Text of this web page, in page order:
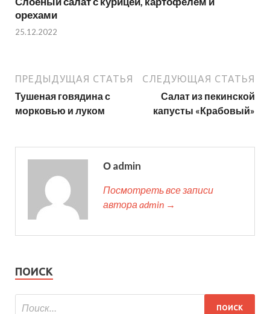
орехами
25.12.2022
ПРЕДЫДУЩАЯ СТАТЬЯ
Тушеная говядина с
морковью и луком
СЛЕДУЮЩАЯ СТАТЬЯ
Салат из пекинской
капусты «Крабовый»
О admin
Посмотреть все записи
автора admin →
ПОИСК